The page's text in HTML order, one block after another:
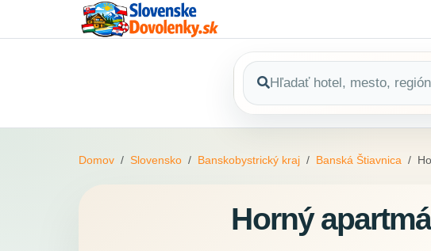
Domov Slovensko Banskobystrický kraj Banská Štiavnica
Horný